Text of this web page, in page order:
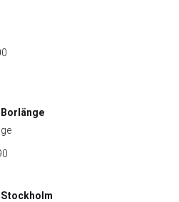
Borlänge
Stockholm